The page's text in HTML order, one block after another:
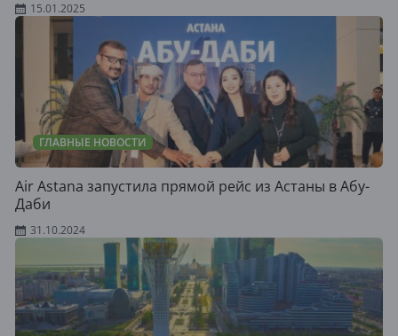
15.01.2025
ГЛАВНЫЕ НОВОСТИ
Air Astana запустила прямой рейс из Астаны в Абу-
Даби
31.10.2024